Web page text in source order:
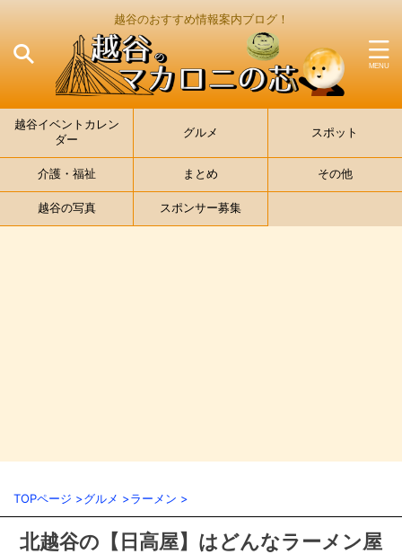
越谷のおすすめ情報案内ブログ！
越谷イベントカレン
ダー
グルメ スポット
介護・福祉 まとめ その他
越谷の写真 スポンサー募集
TOPページ >グルメ >ラーメン >
北越谷の【日高屋】はどんなラーメン屋